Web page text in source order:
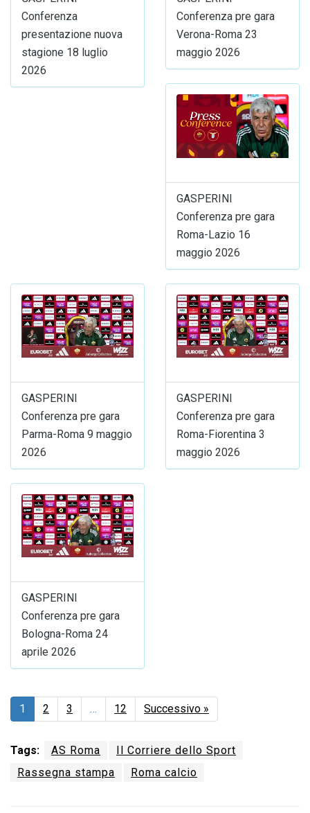
Conferenza
presentazione nuova
stagione 18 luglio
2026
Conferenza pre gara
Verona-Roma 23
maggio 2026
GASPERINI
Conferenza pre gara
Roma-Lazio 16
maggio 2026
GASPERINI
Conferenza pre gara
Parma-Roma 9 maggio
2026
GASPERINI
Conferenza pre gara
Roma-Fiorentina 3
maggio 2026
GASPERINI
Conferenza pre gara
Bologna-Roma 24
aprile 2026
1 2 3 … 12 Successivo »
Tags: AS Roma
Il Corriere dello Sport
Rassegna stampa
Roma calcio